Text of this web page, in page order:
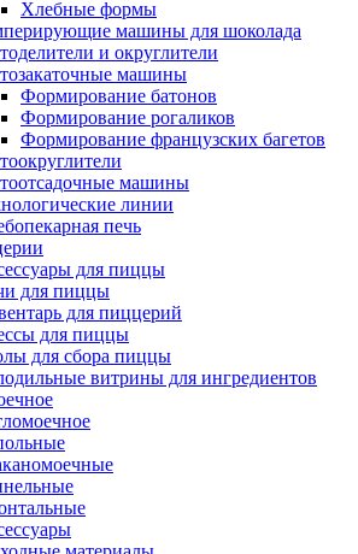
Хлебные формы
машины для шоколада
и округлители
машины
Формирование батонов
Формирование рогаликов
Формирование французских багетов
машины
линии
печь
для пиццы
для пиццы
для пиццерий
для пиццы
для сбора пиццы
витрины для ингредиентов